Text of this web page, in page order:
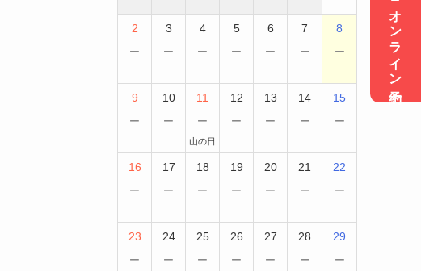
2
−
3
−
4
−
5
−
6
−
7
−
8
−
9
−
10
−
11
−
山の日
12
−
13
−
14
−
15
−
16
−
17
−
18
−
19
−
20
−
21
−
22
−
23
−
24
−
25
−
26
−
27
−
28
−
29
−
オンライン予約